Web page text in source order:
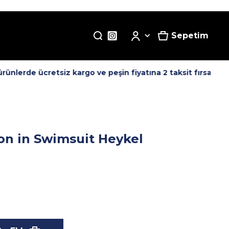
Sepetim
ücretsiz kargo ve peşin fiyatına 2 taksit fırsatı! -
in Swimsuit Heykel